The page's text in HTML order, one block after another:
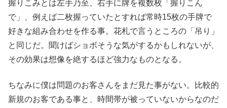
握りこみとは左手乃至、右手に牌を複数枚「握りこん
で」、例えば二枚握っていたとすれば常時15枚の手牌で
好きな組み合わせを作る事。花札で言うところの「吊り」
と同じだ。聞けばショボそうな気がするかもしれないが、
その効果は想像を絶するほど強力なものとなる。
ちなみに僕は問題のお客さんをまだ見た事がない。比較的
新規のお客である事と、時間帯が被っていないからなのだ